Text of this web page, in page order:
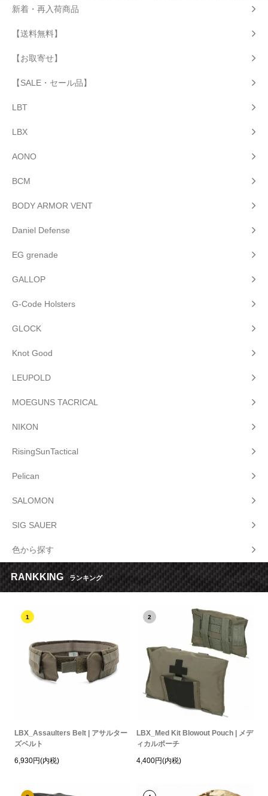
新着・再入荷商品
【送料無料】
【お取寄せ】
【SALE・セール品】
LBT
LBX
AONO
BCM
BODY ARMOR VENT
Daniel Defense
EG grenade
GALLOP
G-Code Holsters
GLOCK
Knot Good
LEUPOLD
MOEGUNS TACRICAL
NIKON
RisingSunTactical
Pelican
SALOMON
SIG SAUER
色から探す
RANKKING ランキング
1
LBX_Assaulters Belt | アサルター
ズベルト
6,930円(内税)
2
LBX_Med Kit Blowout Pouch | メデ
ィカルポーチ
4,400円(内税)